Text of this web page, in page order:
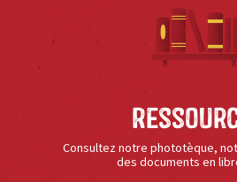
Consultez notre phototèque,
des documents en